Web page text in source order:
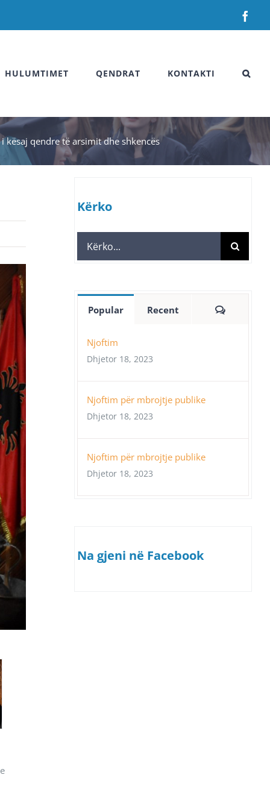
HULUMTIMET QENDRAT KONTAKTI
qendre të arsimit dhe shkencës
Kërko
Search
for:
Popular Recent
Njoftim
Dhjetor 18, 2023
Njoftim për mbrojtje publike
Dhjetor 18, 2023
Njoftim për mbrojtje publike
Dhjetor 18, 2023
Na gjeni në Facebook